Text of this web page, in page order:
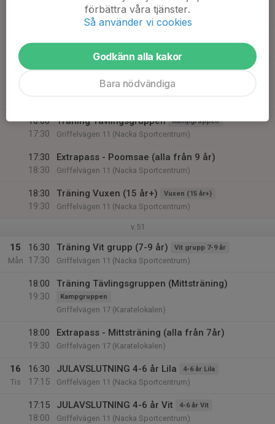
Griffelvägen 11 (Nacka Sportcentrum)
16:00
Träning Svart grupp (10-12 år)
Svart grupp 10-12 år
16:00
17:30
Träning Tävlingsgruppen Kampgruppen
Griffelvägen 11 (Nacka Sportcentrum)
17:30
18:30
Extrapass - Poomsae (alla från 9 år)
Griffelvägen 11 (Nacka Sportcentrum)
18:30
19:30
Träning Vuxen (15 år+) Vuxen (15 år+)
Griffelvägen 11 (Nacka Sportcentrum)
v.51
15
Mån
16:30
17:30
Träning Vit grupp (7-9 år) Vit grupp 7-9 år
Griffelvägen 11 (Nacka Sportcentrum)
18:00
19:30
Träning Tävlingsgruppen (Mittsträning)
Kampgruppen
Griffelvägen 17 (Karatelokalen)
18:00
19:30
Extrapass - Mittsträning (alla från 7år)
Griffelvägen 17 (Karatelokalen)
16
Tis
16:30
17:15
JULAVSLUTNING 4-6 år Lila 4-6 år Lila
Griffelvägen 11 (Nacka Sportcentrum)
17:15
18:00
JULAVSLUTNING 4-6 år Vit 4-6 år Vit
Griffelvägen 11 (Nacka Sportcentrum)
förbättra våra tjänster.
Så använder vi cookies
Godkänn alla kakor
Bara nödvändiga